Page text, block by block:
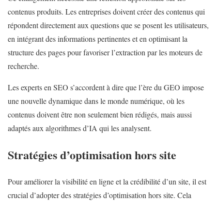
contenus produits. Les entreprises doivent créer des contenus qui
répondent directement aux questions que se posent les utilisateurs,
en intégrant des informations pertinentes et en optimisant la
structure des pages pour favoriser l’extraction par les moteurs de
recherche.
Les experts en SEO s’accordent à dire que l’ère du GEO impose
une nouvelle dynamique dans le monde numérique, où les
contenus doivent être non seulement bien rédigés, mais aussi
adaptés aux algorithmes d’IA qui les analysent.
Stratégies d’optimisation hors site
Pour améliorer la visibilité en ligne et la crédibilité d’un site, il est
crucial d’adopter des stratégies d’optimisation hors site. Cela